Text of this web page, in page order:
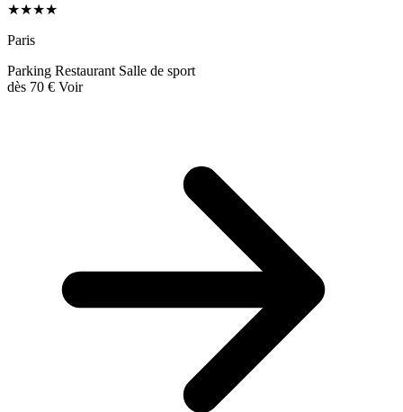
★★★★
Paris
Parking Restaurant Salle de sport
dès 70 € Voir